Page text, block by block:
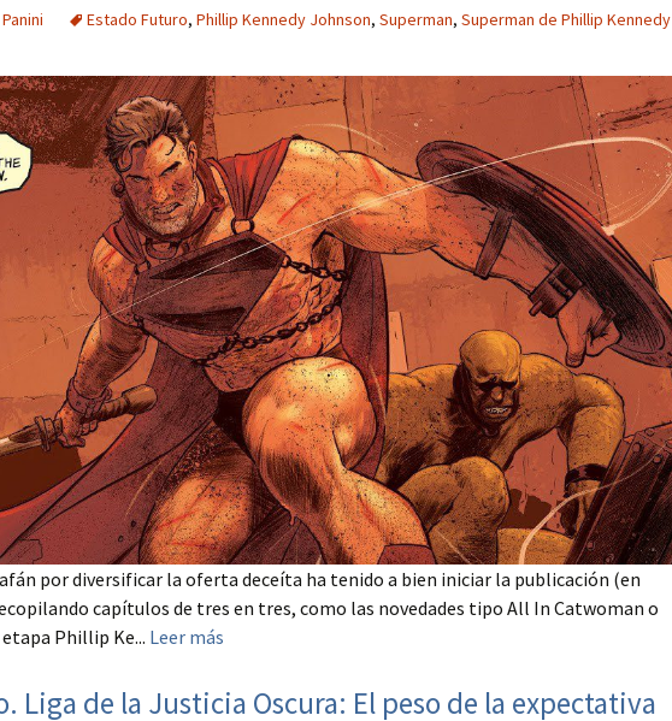
Panini Estado Futuro, Phillip Kennedy Johnson, Superman, Superman de Phillip Kennedy
por diversificar la oferta deceíta ha tenido a bien iniciar la publicación (en
capítulos de tres en tres, como las novedades tipo All In Catwoman o
Phillip Ke... Leer más
Liga de la Justicia Oscura: El peso de la expectativa